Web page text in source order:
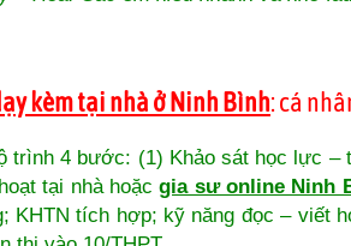
kèm tại nhà ở Ninh Bình: cá
trình 4 bước: (1) Khảo sát học lực –
tại nhà hoặcgia sư online Ninh
KHTN tích hợp; kỹ năng đọc –